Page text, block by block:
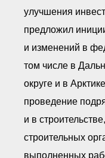
улучшения
предложил
и изменений в
том числе в
округе и в
проведение
и в
строительных
выполненных